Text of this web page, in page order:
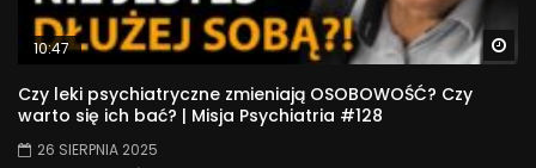
10:47
Czy leki psychiatryczne zmieniają OSOBOWOŚĆ? Czy
warto się ich bać? | Misja Psychiatria #128
26 SIERPNIA 2025